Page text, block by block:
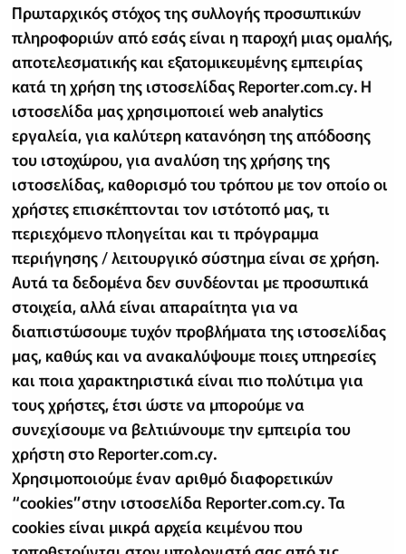
Πρωταρχικός στόχος της συλλογής προσωπικών
πληροφοριών από εσάς είναι η παροχή μιας ομαλής,
αποτελεσματικής και εξατομικευμένης εμπειρίας
κατά τη χρήση της ιστοσελίδας Reporter.com.cy. Η
ιστοσελίδα μας χρησιμοποιεί web analytics
εργαλεία, για καλύτερη κατανόηση της απόδοσης
του ιστοχώρου, για αναλύση της χρήσης της
ιστοσελίδας, καθορισμό του τρόπου με τον οποίο οι
χρήστες επισκέπτονται τον ιστότοπό μας, τι
περιεχόμενο πλοηγείται και τι πρόγραμμα
περιήγησης / λειτουργικό σύστημα είναι σε χρήση.
Αυτά τα δεδομένα δεν συνδέονται με προσωπικά
στοιχεία, αλλά είναι απαραίτητα για να
διαπιστώσουμε τυχόν προβλήματα της ιστοσελίδας
μας, καθώς και να ανακαλύψουμε ποιες υπηρεσίες
και ποια χαρακτηριστικά είναι πιο πολύτιμα για
τους χρήστες, έτσι ώστε να μπορούμε να
συνεχίσουμε να βελτιώνουμε την εμπειρία του
χρήστη στο Reporter.com.cy.
Χρησιμοποιούμε έναν αριθμό διαφορετικών
“cookies”στην ιστοσελίδα Reporter.com.cy. Τα
cookies είναι μικρά αρχεία κειμένου που